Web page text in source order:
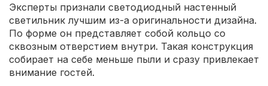
Эксперты признали светодиодный настенный
светильник лучшим из-а оригинальности дизайна.
По форме он представляет собой кольцо со
сквозным отверстием внутри. Такая конструкция
собирает на себе меньше пыли и сразу привлекает
внимание гостей.